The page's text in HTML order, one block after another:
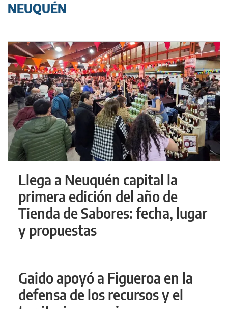
NEUQUÉN
Llega a Neuquén capital la
primera edición del año de
Tienda de Sabores: fecha, lugar
y propuestas
Gaido apoyó a Figueroa en la
defensa de los recursos y el